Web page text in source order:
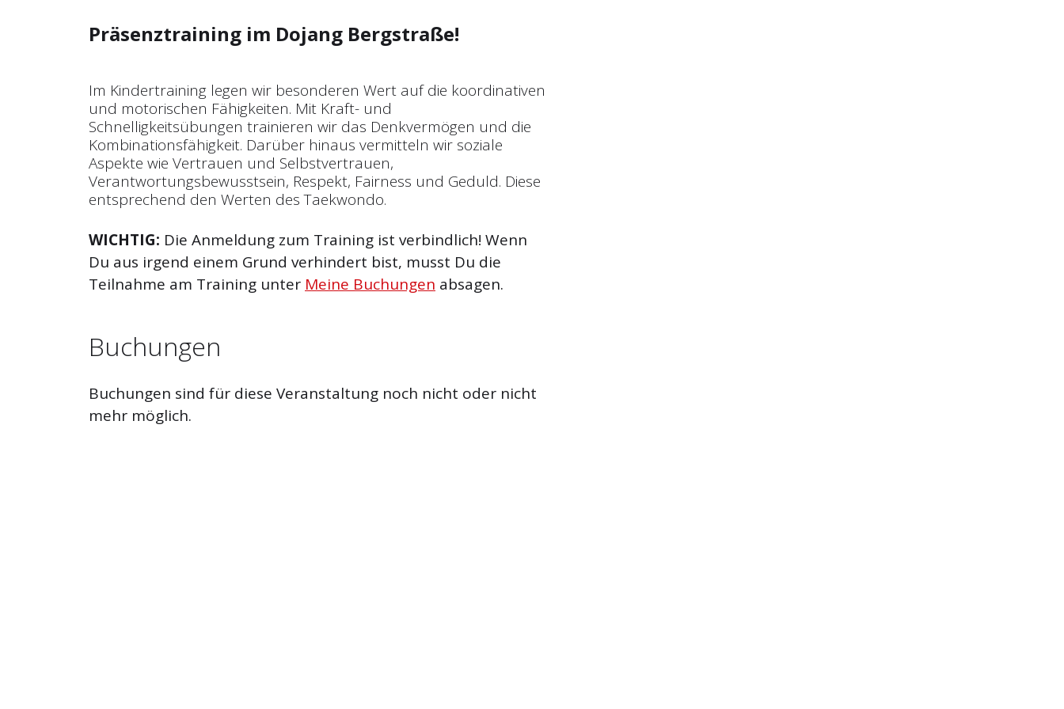
Präsenztraining im Dojang Bergstraße!
Im Kindertraining legen wir besonderen Wert auf die koordinativen
und motorischen Fähigkeiten. Mit Kraft- und
Schnelligkeitsübungen trainieren wir das Denkvermögen und die
Kombinationsfähigkeit. Darüber hinaus vermitteln wir soziale
Aspekte wie Vertrauen und Selbst­vertrauen,
Verantwortungsbewusstsein, Respekt, Fairness und Geduld. Diese
entsprechend den Werten des Taekwondo.
WICHTIG: Die Anmeldung zum Training ist verbindlich! Wenn
Du aus irgend einem Grund verhindert bist, musst Du die
Teilnahme am Training unter Meine Buchungen absagen.
Buchungen
Buchungen sind für diese Veranstaltung noch nicht oder nicht
mehr möglich.